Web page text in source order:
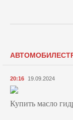
20:16 19.09.2024
Купить масло